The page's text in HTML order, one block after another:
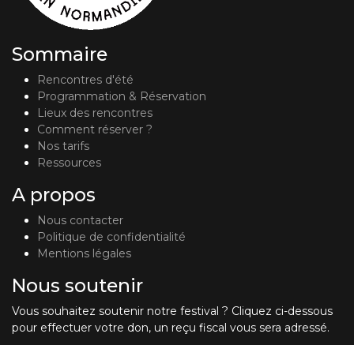
Sommaire
Rencontres d'été
Programmation & Réservation
Lieux des rencontres
Comment réserver ?
Nos tarifs
Ressources
A propos
Nous contacter
Politique de confidentialité
Mentions légales
Nous soutenir
Vous souhaitez soutenir notre festival ? Cliquez ci-dessous
pour effectuer votre don, un reçu fiscal vous sera adressé.